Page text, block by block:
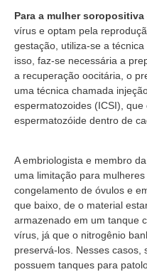
Para a mulher soropositiva
vírus e optam pela
gestação, utiliza-se a
isso, faz-se necessária a
a recuperação oocitária, o
uma técnica chamada
espermatozoides (ICSI),
espermatozóide dentro de
A embriologista e membro
uma limitação para
congelamento de óvulos e
que baixo, de o material
armazenado em um tanque
vírus, já que o nitrogênio
preservá-los. Nesses casos,
possuem tanques para